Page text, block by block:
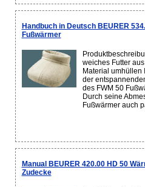
Handbuch in Deutsch BEURER
Fußwärmer
weiches Futter
Material umhüllen
der
des FWM 50
Durch seine
Fußwärmer auch
Manual BEURER 420.00 HD 50
Zudecke